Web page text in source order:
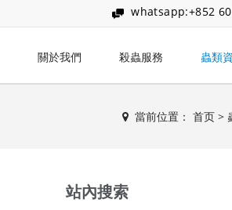
whatsapp:+852
關於我們 殺蟲服務 蟲類
當前位置： 首页 >
站內搜索